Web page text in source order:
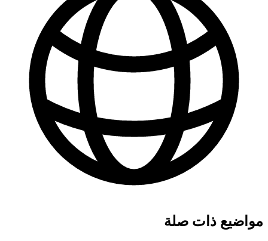
مواضيع ذات صلة